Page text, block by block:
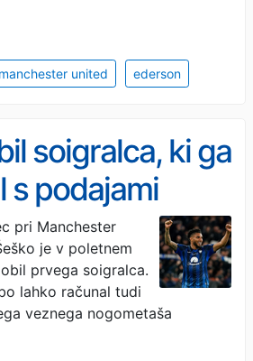
manchester united ederson
soigralca, ki ga
s podajami
pri Manchester
je v poletnem
prvega soigralca.
lahko računal tudi
veznega nogometaša